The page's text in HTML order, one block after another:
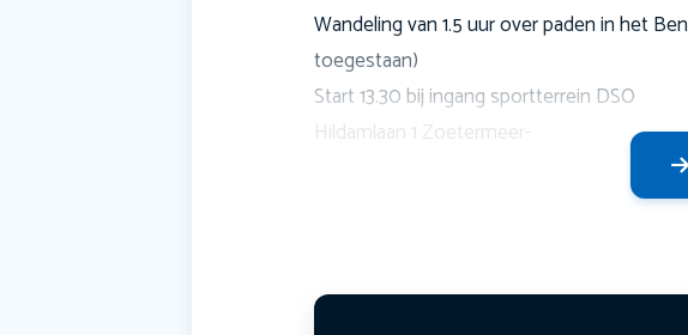
Wandeling van 1.5 uur over paden in het
toegestaan)
Start 13.30 bij ingang sportterrein DSO
Hildamlaan 1 Zoetermeer-